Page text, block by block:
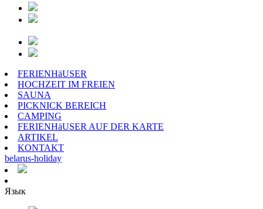
FERIENHäUSER
HOCHZEIT IM FREIEN
SAUNA
PICKNICK BEREICH
CAMPING
FERIENHäUSER AUF DER KARTE
ARTIKEL
KONTAKT
belarus-holiday
Язык